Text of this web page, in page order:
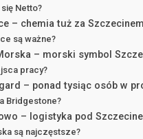
Netto?
– chemia tuż za Szczecinem
są ważne?
– morski symbol
pracy?
– ponad tysiąc osób w
Bridgestone?
– logistyka pod
są najczęstsze?